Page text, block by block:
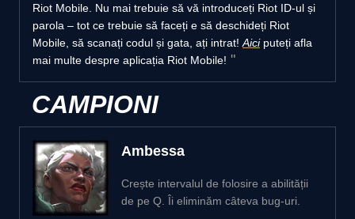
Riot Mobile. Nu mai trebuie să vă introduceți Riot ID-ul și
parola – tot ce trebuie să faceți e să deschideți Riot
Mobile, să scanați codul și gata, ați intrat! Aiciputeți afla
mai multe despre aplicația Riot Mobile!
CAMPIONI
Ambessa
Crește intervalul de folosire a abilității
de pe Q. Îi eliminăm câteva bug-uri.